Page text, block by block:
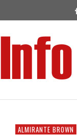
ALMIRANTE BROWN